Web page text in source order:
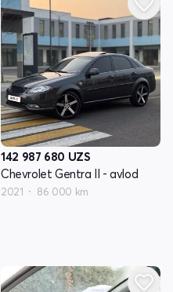
142 987 680 UZS
Chevrolet Gentra II - avlod
2021 86 000 km